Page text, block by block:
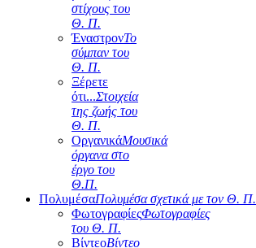
στίχους του
Θ. Π.
ΈναστρονΤο
σύμπαν του
Θ. Π.
Ξέρετε
ότι...Στοιχεία
της ζωής του
Θ. Π.
ΟργανικάΜουσικά
όργανα στο
έργο του
Θ.Π.
ΠολυμέσαΠολυμέσα σχετικά με τον Θ. Π.
ΦωτογραφίεςΦωτογραφίες
του Θ. Π.
ΒίντεοΒίντεο